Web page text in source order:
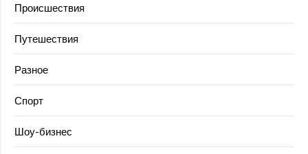
Происшествия
Путешествия
Разное
Спорт
Шоу-бизнес